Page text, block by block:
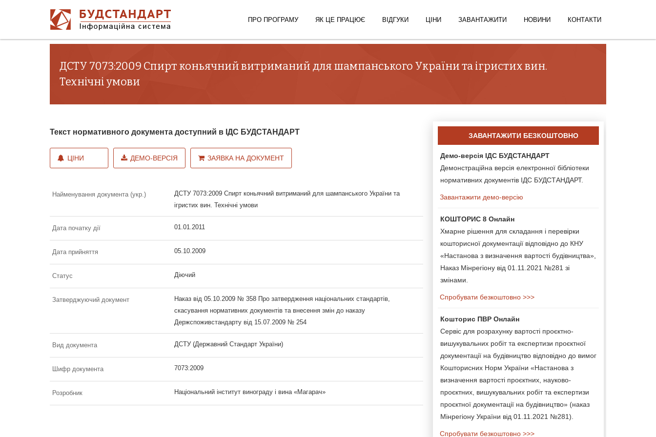
ПРО ПРОГРАМУ ЯК ЦЕ ПРАЦЮЄ ВІДГУКИ ЦІНИ ЗАВАНТАЖИТИ НОВИНИ КОНТАКТИ
ДСТУ 7073:2009 Спирт коньячний витриманий для шампанського України та ігристих вин.
Технічні умови
Текст нормативного документа доступний в ІДС БУДСТАНДАРТ
ЦІНИ ДЕМО-ВЕРСІЯ ЗАЯВКА НА ДОКУМЕНТ
Найменування документа (укр.)
ДСТУ 7073:2009 Спирт коньячний витриманий для шампанського України та
ігристих вин. Технічні умови
Дата початку дії 01.01.2011
Дата прийняття 05.10.2009
Статус Діючий
Затверджуючий документ
Наказ від 05.10.2009 № 358 Про затвердження національних стандартів,
скасування нормативних документів та внесення змін до наказу
Держспоживстандарту від 15.07.2009 № 254
Вид документа ДСТУ (Державний Стандарт України)
Шифр документа 7073:2009
Розробник Національний інститут винограду і вина «Магарач»
ЗАВАНТАЖИТИ БЕЗКОШТОВНО
Демо-версія ІДС БУДСТАНДАРТ
Демонстраційна версія електронної бібліотеки
нормативних документів ІДС БУДСТАНДАРТ.
Завантажити демо-версію
КОШТОРИС 8 Онлайн
Хмарне рішення для складання і перевірки
кошторисної документації відповідно до КНУ
«Настанова з визначення вартості будівництва»,
Наказ Мінрегіону від 01.11.2021 №281 зі
змінами.
Спробувати безкоштовно >>>
Кошторис ПВР Онлайн
Сервіс для розрахунку вартості проєктно-
вишукувальних робіт та експертизи проєктної
документації на будівництво відповідно до вимог
Кошторисних Норм України «Настанова з
визначення вартості проєктних, науково-
проєктних, вишукувальних робіт та експертизи
проєктної документації на будівництво» (наказ
Мінрегіону України від 01.11.2021 №281).
Спробувати безкоштовно >>>